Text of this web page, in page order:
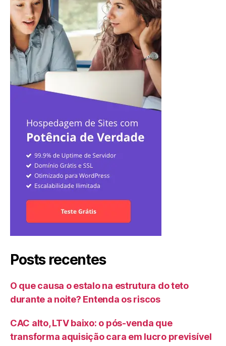
Posts recentes
O que causa o estalo na estrutura do teto
durante a noite? Entenda os riscos
CAC alto, LTV baixo: o pós-venda que
transforma aquisição cara em lucro previsível